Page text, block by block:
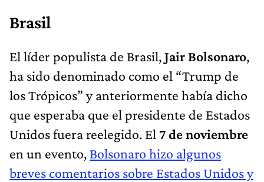
Brasil
El líder populista de Brasil,Jair Bolsonaro,
ha sido denominado como el “Trump de
los Trópicos” y anteriormente había dicho
que esperaba que el presidente de Estados
Unidos fuera reelegido. El 7 de noviembre
en un evento, Bolsonaro hizo algunos
breves comentarios sobre Estados Unidos y